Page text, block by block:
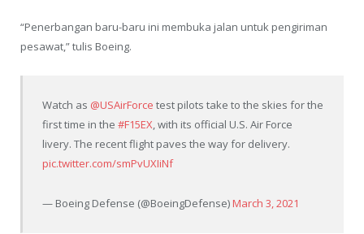
“Penerbangan baru-baru ini membuka jalan untuk pengiriman
pesawat,” tulis Boeing.
Watch as @USAirForce test pilots take to the skies for the
first time in the#F15EX, with its official U.S. Air Force
livery. The recent flight paves the way for delivery.
pic.twitter.com/smPvUXIiNf
— Boeing Defense (@BoeingDefense)March 3, 2021